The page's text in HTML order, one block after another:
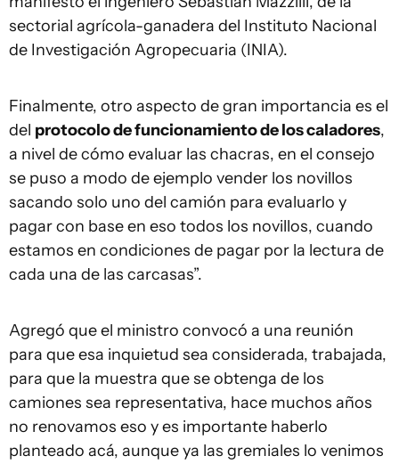
sectorial agrícola-ganadera del Instituto Nacional
de Investigación Agropecuaria (INIA).
Finalmente, otro aspecto de gran importancia es el
del protocolo de funcionamiento de los caladores,
a nivel de cómo evaluar las chacras, en el consejo
se puso a modo de ejemplo vender los novillos
sacando solo uno del camión para evaluarlo y
pagar con base en eso todos los novillos, cuando
estamos en condiciones de pagar por la lectura de
cada una de las carcasas”.
Agregó que el ministro convocó a una reunión
para que esa inquietud sea considerada, trabajada,
para que la muestra que se obtenga de los
camiones sea representativa, hace muchos años
no renovamos eso y es importante haberlo
planteado acá, aunque ya las gremiales lo venimos